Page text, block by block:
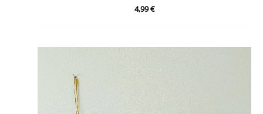
4,99€